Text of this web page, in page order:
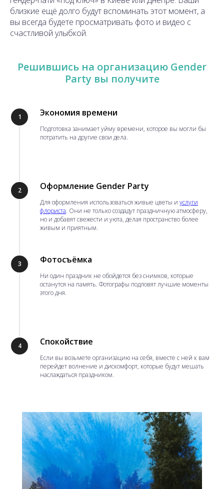
близкие ещё долго будут вспоминать этот момент, а
вы всегда будете просматривать фото и видео с
счастливой улыбкой.
Решившись на организацию Gender
Party вы получите
1 Экономия времени
Подготовка занимает уйму времени, которое вы могли бы
потратить на другие свои дела.
2 Оформление Gender Party
Для оформления использоваться живые цветы и услуги
флориста. Они не только создадут праздничную атмосферу,
но и добавят свежести и уюта, делая пространство более
живым и приятным.
3 Фотосъёмка
Ни один праздник не обойдется без снимков, которые
останутся на память. Фотографы подловят лучшие моменты
этого дня.
4 Спокойствие
Если вы возьмете организацию на себя, вместе с ней к вам
перейдет волнение и дискомфорт, которые будут мешать
наслаждаться праздником.